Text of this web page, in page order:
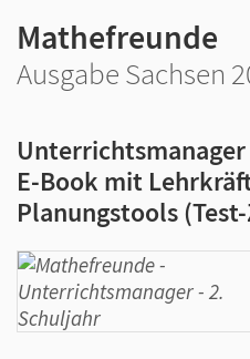
Mathefreunde
Ausgabe Sachsen
Unterrichtsmanager
E-Book mit
Planungstools